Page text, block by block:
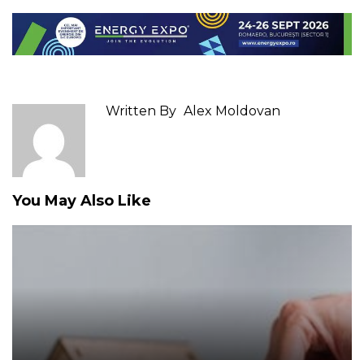
Written By Alex Moldovan
You May Also Like